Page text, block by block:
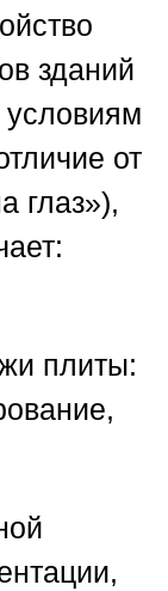
зданий
от
глаз»),
плиты: